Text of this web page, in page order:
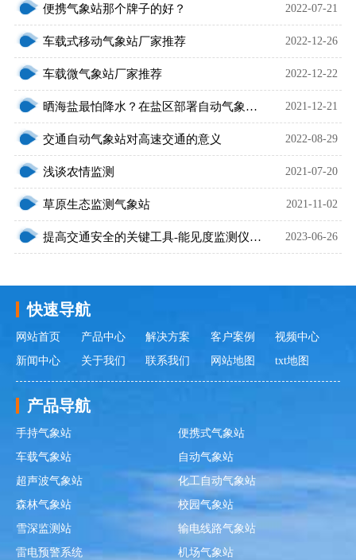
便携气象站那个牌子的好？ 2022-07-21
车载式移动气象站厂家推荐 2022-12-26
车载微气象站厂家推荐 2022-12-22
晒海盐最怕降水？在盐区部署自动气象站…… 2021-12-21
交通自动气象站对高速交通的意义 2022-08-29
浅谈农情监测 2021-07-20
草原生态监测气象站 2021-11-02
提高交通安全的关键工具-能见度监测仪介绍 2023-06-26
快速导航
网站首页 产品中心 解决方案 客户案例
视频中心
新闻中心
关于我们 联系我们 网站地图 txt地图
产品导航
手持气象站
便携式气象站
车载气象站
自动气象站
超声波气象站
化工自动气象站
森林气象站
校园气象站
雪深监测站
输电线路气象站
雷电预警系统
机场气象站